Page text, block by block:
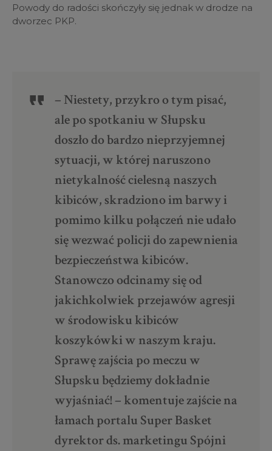
Powody do radości skończyły się jednak w drodze na
dworzec PKP.
– Niestety, przykro o tym pisać,
ale po spotkaniu w Słupsku
doszło do bardzo nieprzyjemnej
sytuacji, w której naruszono
nietykalność cielesną naszych
kibiców, skradziono im barwy i
pomimo kilku połączeń nie udało
się wezwać policji do zapewnienia
bezpieczeństwa kibiców.
Stanowczo odcinamy się od
jakichkolwiek przejawów agresji
w środowisku kibiców
koszykówki w naszym kraju.
Sprawę zajścia po meczu w
Słupsku będziemy dokładnie
wyjaśniać! – komentuje zajście na
łamach portalu Super Basket
dyrektor ds. marketingu Spójni